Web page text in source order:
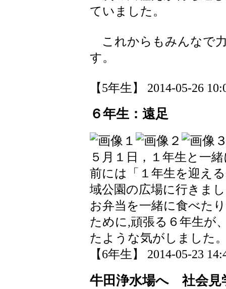
ていました。
これからもみんなで
す。
【5年生】 2014-05-26
６年生：遠足
５月１日，１年生と一
前には「１年生を迎え
域公園の広場に行きま
お弁当を一緒に食べた
ために,頑張る６年生が
たような気がしました
【6年生】 2014-05-23
牛田浄水場へ 社会見